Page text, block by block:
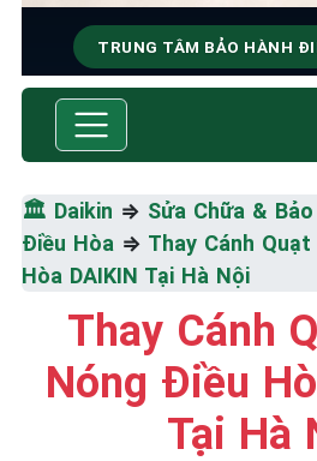
TRUNG TÂM BẢO HÀNH
SỬA CHỮA &
Thiểu
☎️
🏛️ Daikin ⇒ Sửa Chữa &
Điều Hòa ⇒ Thay Cánh
Hòa DAIKIN Tại Hà Nội
Thay Cánh
Nóng Điều
Tại Hà